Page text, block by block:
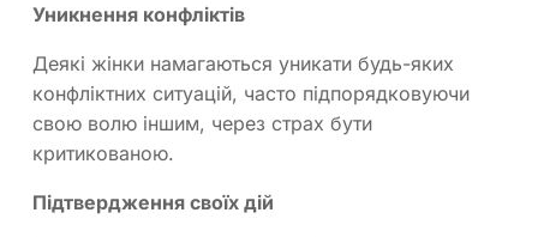
Уникнення конфліктів
Деякі жінки намагаються уникати будь-яких
конфліктних ситуацій, часто підпорядковуючи
свою волю іншим, через страх бути
критикованою.
Підтвердження своїх дій